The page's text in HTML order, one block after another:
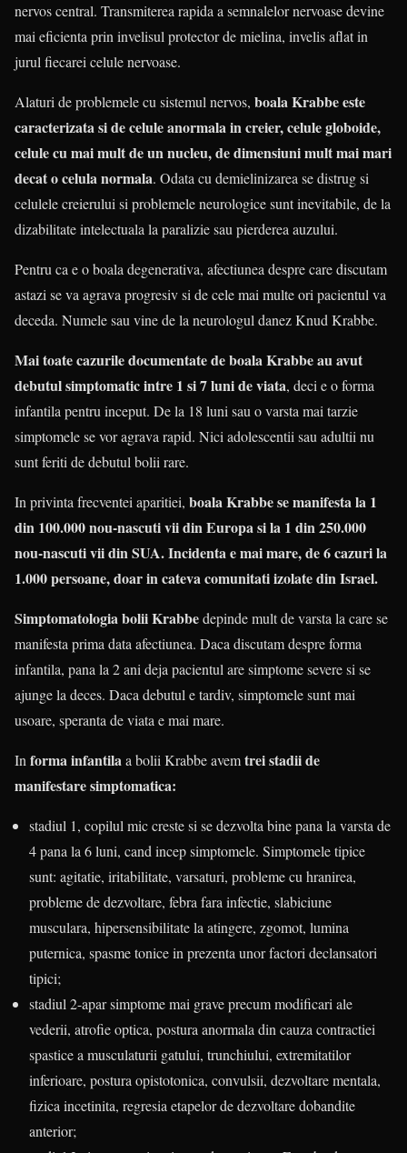
nervos central. Transmiterea rapida a semnalelor nervoase devine
mai eficienta prin invelisul protector de mielina, invelis aflat in
jurul fiecarei celule nervoase.
Alaturi de problemele cu sistemul nervos, boala Krabbe este
caracterizata si de celule anormala in creier, celule globoide,
celule cu mai mult de un nucleu, de dimensiuni mult mai mari
decat o celula normala. Odata cu demielinizarea se distrug si
celulele creierului si problemele neurologice sunt inevitabile, de la
dizabilitate intelectuala la paralizie sau pierderea auzului.
Pentru ca e o boala degenerativa, afectiunea despre care discutam
astazi se va agrava progresiv si de cele mai multe ori pacientul va
deceda. Numele sau vine de la neurologul danez Knud Krabbe.
Mai toate cazurile documentate de boala Krabbe au avut
debutul simptomatic intre 1 si 7 luni de viata, deci e o forma
infantila pentru inceput. De la 18 luni sau o varsta mai tarzie
simptomele se vor agrava rapid. Nici adolescentii sau adultii nu
sunt feriti de debutul bolii rare.
In privinta frecventei aparitiei, boala Krabbe se manifesta la 1
din 100.000 nou-nascuti vii din Europa si la 1 din 250.000
nou-nascuti vii din SUA. Incidenta e mai mare, de 6 cazuri la
1.000 persoane, doar in cateva comunitati izolate din Israel.
Simptomatologia bolii Krabbedepinde mult de varsta la care se
manifesta prima data afectiunea. Daca discutam despre forma
infantila, pana la 2 ani deja pacientul are simptome severe si se
ajunge la deces. Daca debutul e tardiv, simptomele sunt mai
usoare, speranta de viata e mai mare.
In forma infantilaa bolii Krabbe avemtrei stadii de
manifestare simptomatica:
stadiul 1, copilul mic creste si se dezvolta bine pana la varsta de
4 pana la 6 luni, cand incep simptomele. Simptomele tipice
sunt: agitatie, iritabilitate, varsaturi, probleme cu hranirea,
probleme de dezvoltare, febra fara infectie, slabiciune
musculara, hipersensibilitate la atingere, zgomot, lumina
puternica, spasme tonice in prezenta unor factori declansatori
tipici;
stadiul 2-apar simptome mai grave precum modificari ale
vederii, atrofie optica, postura anormala din cauza contractiei
spastice a musculaturii gatului, trunchiului, extremitatilor
inferioare, postura opistotonica, convulsii, dezvoltare mentala,
fizica incetinita, regresia etapelor de dezvoltare dobandite
anterior;